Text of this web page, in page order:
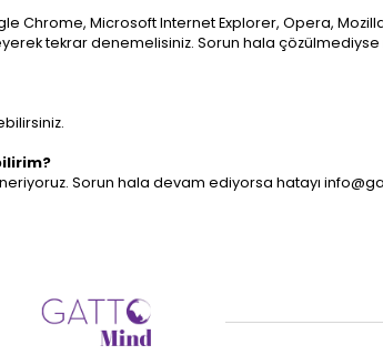
Chrome, Microsoft Internet Explorer, Opera,
tekrar denemelisiniz. Sorun hala çözülmediyse
Sorun hala devam ediyorsa hatayı